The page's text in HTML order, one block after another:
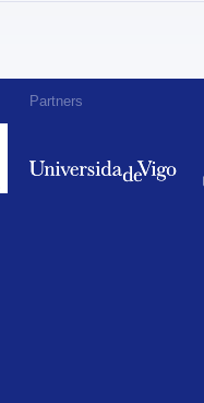
Partners